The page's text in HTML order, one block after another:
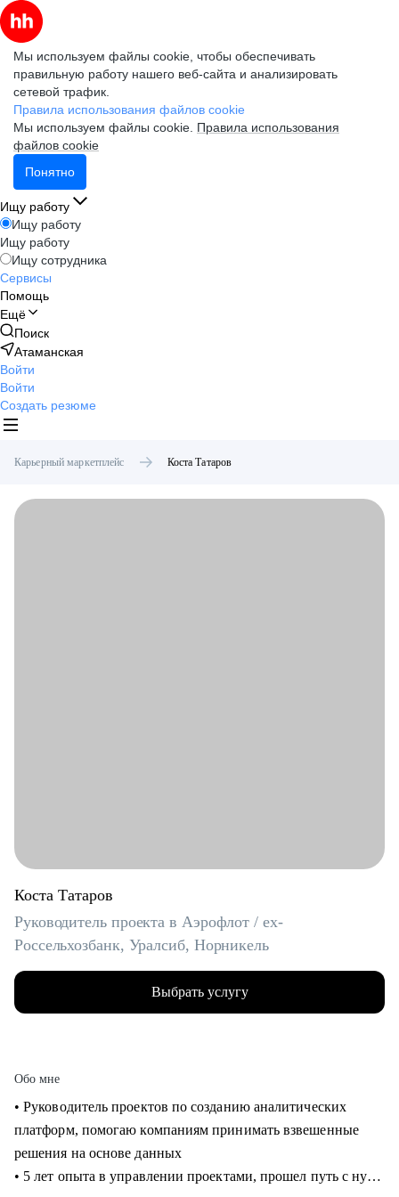
Мы используем файлы cookie, чтобы обеспечивать
правильную работу нашего веб-сайта и анализировать
сетевой трафик.
Правила использования файлов cookie
Мы используем файлы cookie. Правила использования
файлов cookie
Понятно
Ищу работу
Ищу работу
Ищу работу
Ищу сотрудника
Сервисы
Помощь
Ещё
Поиск
Атаманская
Войти
Войти
Создать резюме
Карьерный маркетплейс Коста Татаров
Коста Татаров
Руководитель проекта в Аэрофлот / ex-
Россельхозбанк, Уралсиб, Норникель
Выбрать услугу
Обо мне
• Руководитель проектов по созданию аналитических
платформ, помогаю компаниям принимать взвешенные
решения на основе данных
• 5 лет опыта в управлении проектами, прошел путь с нуля